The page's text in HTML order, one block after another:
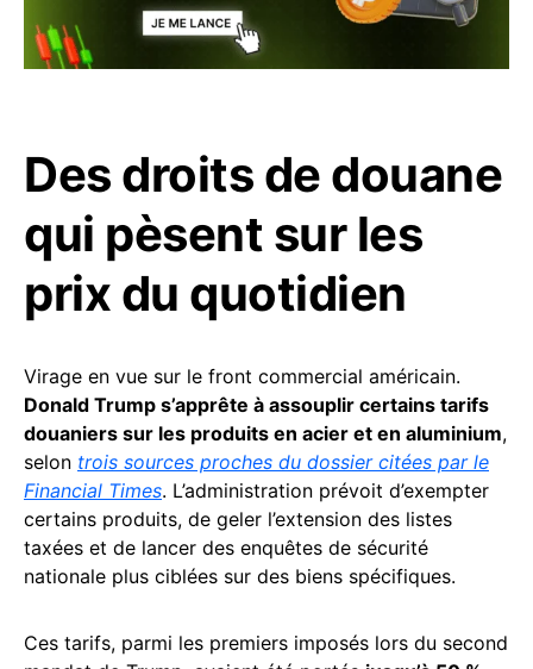
Des droits de douane
qui pèsent sur les
prix du quotidien
Virage en vue sur le front commercial américain.
Donald Trump s’apprête à assouplir certains tarifs
douaniers sur les produits en acier et en aluminium,
selon trois sources proches du dossier citées par le
Financial Times. L’administration prévoit d’exempter
certains produits, de geler l’extension des listes
taxées et de lancer des enquêtes de sécurité
nationale plus ciblées sur des biens spécifiques.
Ces tarifs, parmi les premiers imposés lors du second